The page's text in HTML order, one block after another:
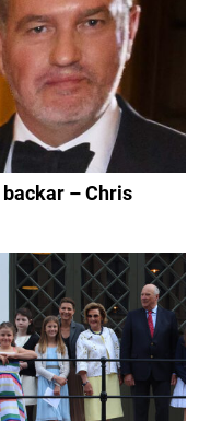
– Chris